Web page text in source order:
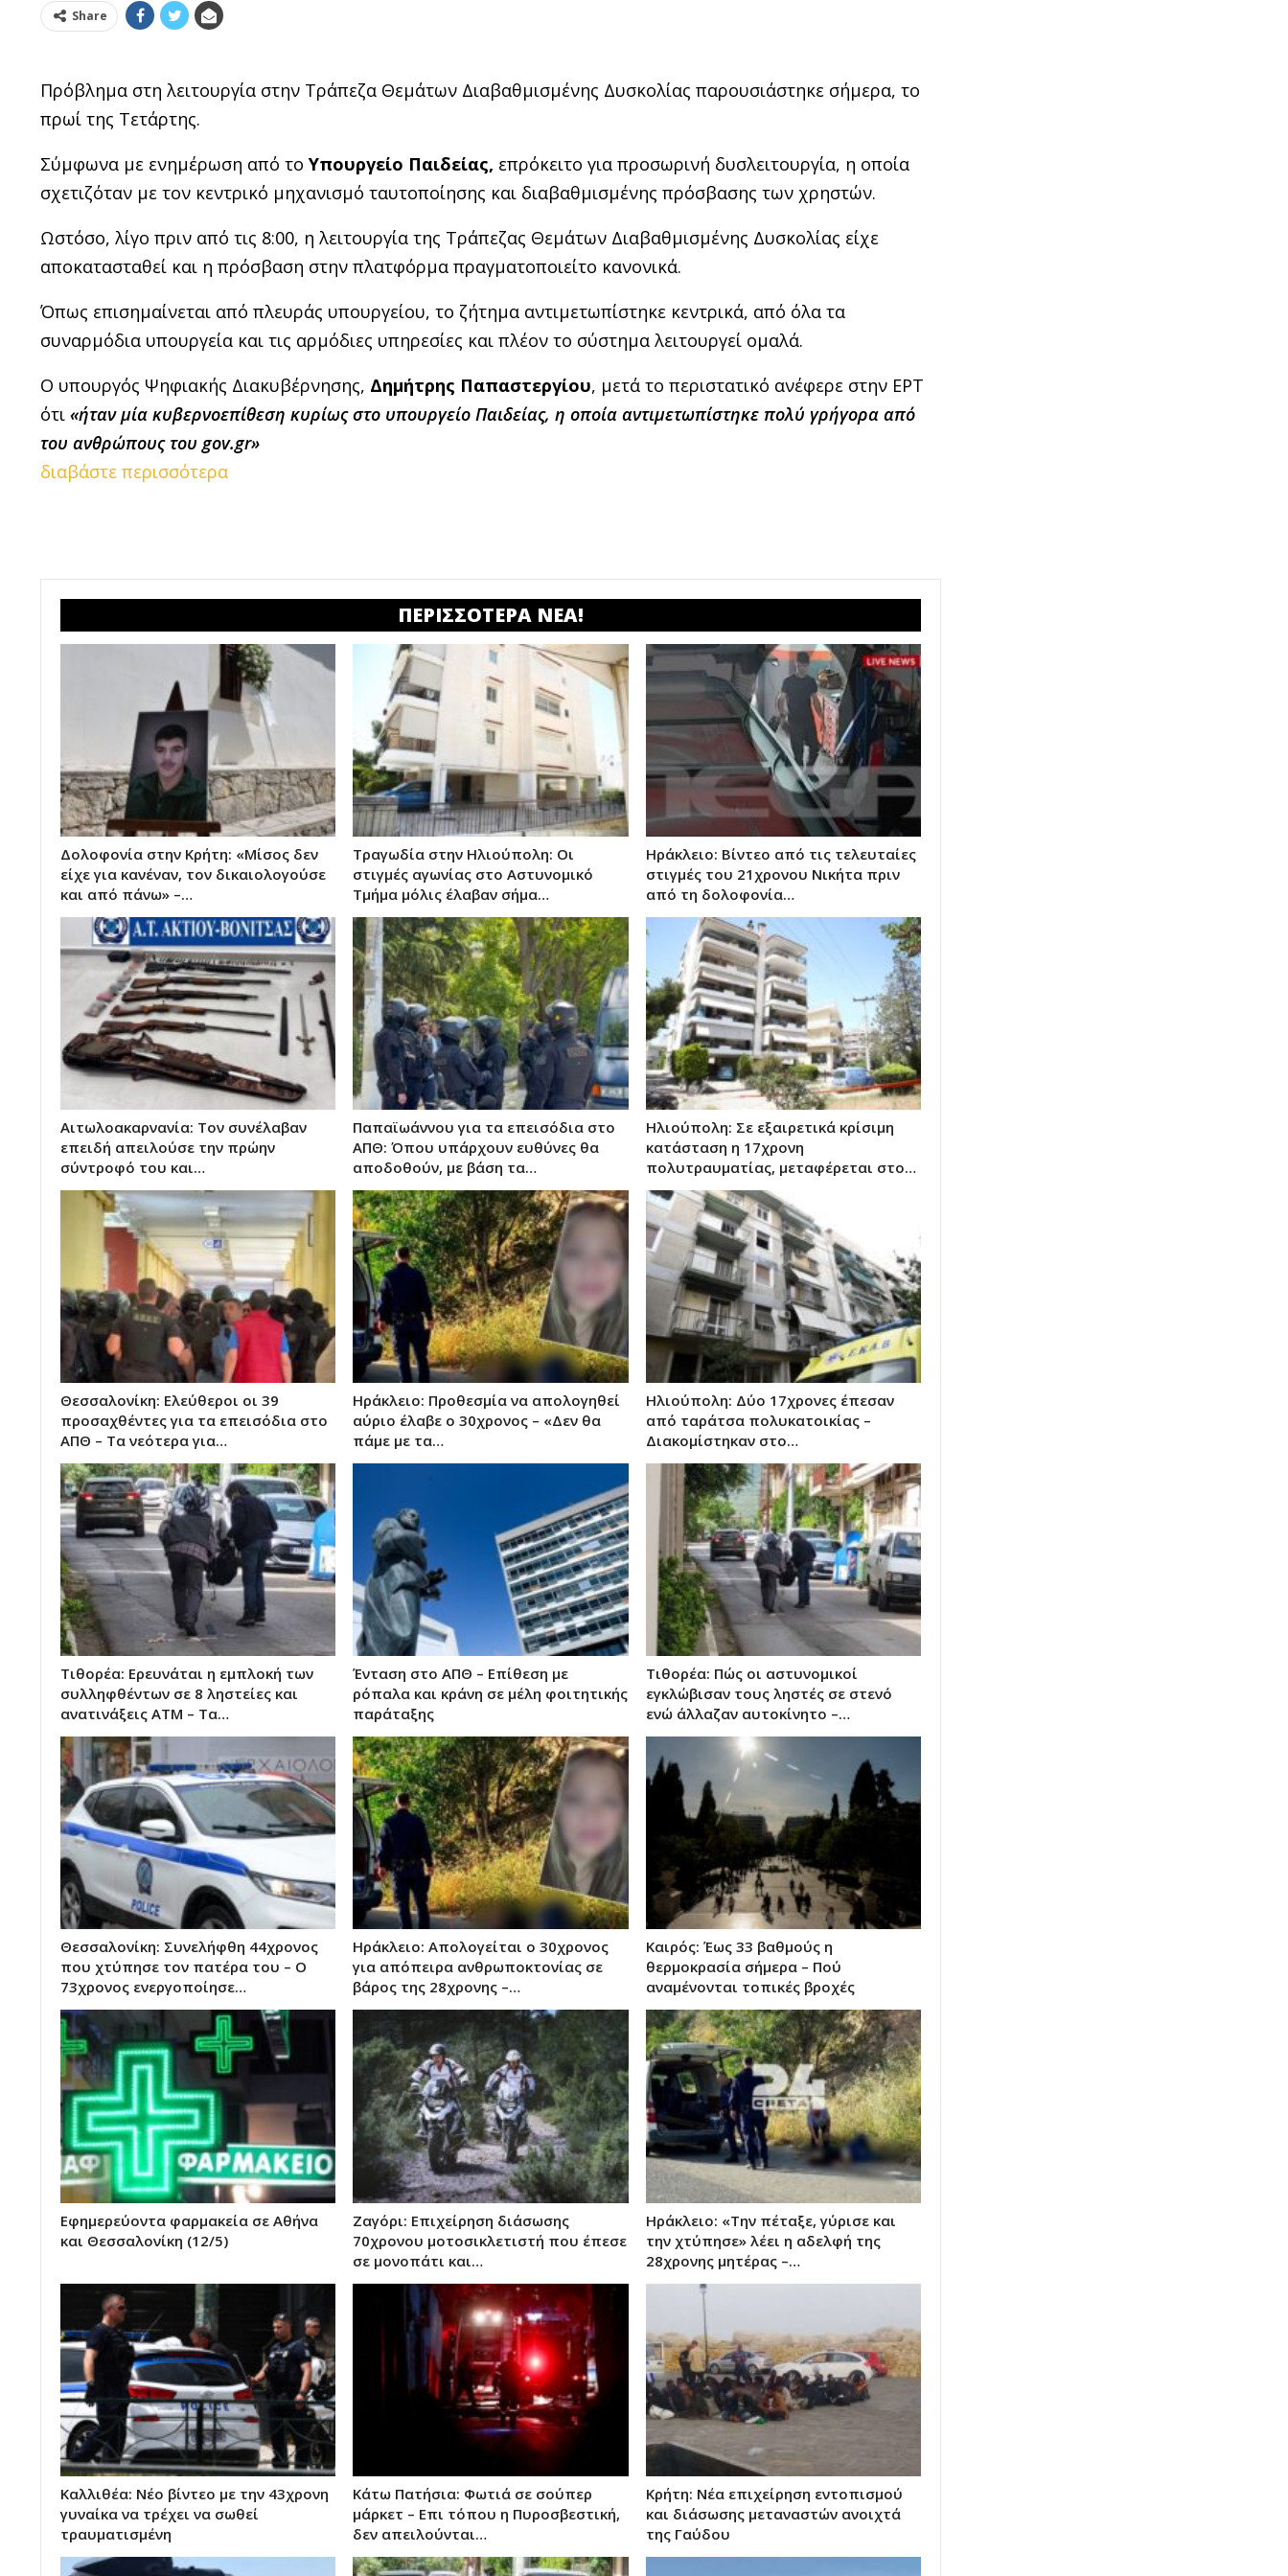
Share
Πρόβλημα στη λειτουργία στην Τράπεζα Θεμάτων Διαβαθμισμένης Δυσκολίας παρουσιάστηκε σήμερα, το
πρωί της Τετάρτης.
Σύμφωνα με ενημέρωση από το Υπουργείο Παιδείας, επρόκειτο για προσωρινή δυσλειτουργία, η οποία
σχετιζόταν με τον κεντρικό μηχανισμό ταυτοποίησης και διαβαθμισμένης πρόσβασης των χρηστών.
Ωστόσο, λίγο πριν από τις 8:00, η λειτουργία της Τράπεζας Θεμάτων Διαβαθμισμένης Δυσκολίας είχε
αποκατασταθεί και η πρόσβαση στην πλατφόρμα πραγματοποιείτο κανονικά.
Όπως επισημαίνεται από πλευράς υπουργείου, το ζήτημα αντιμετωπίστηκε κεντρικά, από όλα τα
συναρμόδια υπουργεία και τις αρμόδιες υπηρεσίες και πλέον το σύστημα λειτουργεί ομαλά.
Ο υπουργός Ψηφιακής Διακυβέρνησης, Δημήτρης Παπαστεργίου, μετά το περιστατικό ανέφερε στην ΕΡΤ
ότι «ήταν μία κυβερνοεπίθεση κυρίως στο υπουργείο Παιδείας, η οποία αντιμετωπίστηκε πολύ γρήγορα από
του ανθρώπους του gov.gr»
διαβάστε περισσότερα
ΠΕΡΙΣΣΟΤΕΡΑ ΝΕΑ!
Δολοφονία στην Κρήτη: «Μίσος δεν
είχε για κανέναν, τον δικαιολογούσε
και από πάνω» –…
Τραγωδία στην Ηλιούπολη: Οι
στιγμές αγωνίας στο Αστυνομικό
Τμήμα μόλις έλαβαν σήμα…
Ηράκλειο: Βίντεο από τις τελευταίες
στιγμές του 21χρονου Νικήτα πριν
από τη δολοφονία…
Αιτωλοακαρνανία: Τον συνέλαβαν
επειδή απειλούσε την πρώην
σύντροφό του και…
Παπαϊωάννου για τα επεισόδια στο
ΑΠΘ: Όπου υπάρχουν ευθύνες θα
αποδοθούν, με βάση τα…
Ηλιούπολη: Σε εξαιρετικά κρίσιμη
κατάσταση η 17χρονη
πολυτραυματίας, μεταφέρεται στο…
Θεσσαλονίκη: Ελεύθεροι οι 39
προσαχθέντες για τα επεισόδια στο
ΑΠΘ – Τα νεότερα για…
Ηράκλειο: Προθεσμία να απολογηθεί
αύριο έλαβε ο 30χρονος – «Δεν θα
πάμε με τα…
Ηλιούπολη: Δύο 17χρονες έπεσαν
από ταράτσα πολυκατοικίας –
Διακομίστηκαν στο…
Τιθορέα: Ερευνάται η εμπλοκή των
συλληφθέντων σε 8 ληστείες και
ανατινάξεις ΑΤΜ – Τα…
Ένταση στο ΑΠΘ – Επίθεση με
ρόπαλα και κράνη σε μέλη φοιτητικής
παράταξης
Τιθορέα: Πώς οι αστυνομικοί
εγκλώβισαν τους ληστές σε στενό
ενώ άλλαζαν αυτοκίνητο –…
Θεσσαλονίκη: Συνελήφθη 44χρονος
που χτύπησε τον πατέρα του – Ο
73χρονος ενεργοποίησε…
Ηράκλειο: Απολογείται ο 30χρονος
για απόπειρα ανθρωποκτονίας σε
βάρος της 28χρονης –…
Καιρός: Έως 33 βαθμούς η
θερμοκρασία σήμερα – Πού
αναμένονται τοπικές βροχές
Εφημερεύοντα φαρμακεία σε Αθήνα
και Θεσσαλονίκη (12/5)
Ζαγόρι: Επιχείρηση διάσωσης
70χρονου μοτοσικλετιστή που έπεσε
σε μονοπάτι και…
Ηράκλειο: «Την πέταξε, γύρισε και
την χτύπησε» λέει η αδελφή της
28χρονης μητέρας –…
Kαλλιθέα: Νέο βίντεο με την 43χρονη
γυναίκα να τρέχει να σωθεί
τραυματισμένη
Κάτω Πατήσια: Φωτιά σε σούπερ
μάρκετ – Επι τόπου η Πυροσβεστική,
δεν απειλούνται…
Κρήτη: Νέα επιχείρηση εντοπισμού
και διάσωσης μεταναστών ανοιχτά
της Γαύδου